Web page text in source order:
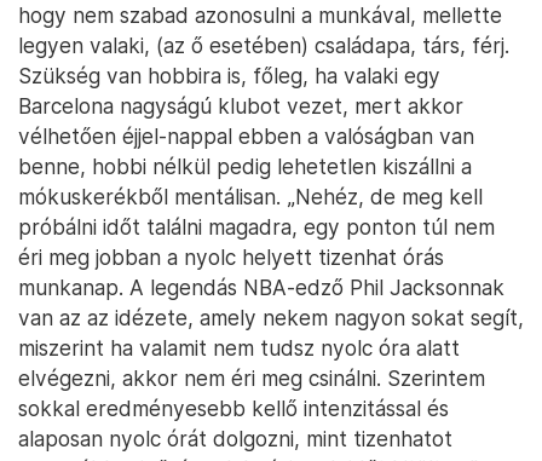
hogy nem szabad azonosulni a munkával, mellette
legyen valaki, (az ő esetében) családapa, társ, férj.
Szükség van hobbira is, főleg, ha valaki egy
Barcelona nagyságú klubot vezet, mert akkor
vélhetően éjjel-nappal ebben a valóságban van
benne, hobbi nélkül pedig lehetetlen kiszállni a
mókuskerékből mentálisan. „Nehéz, de meg kell
próbálni időt találni magadra, egy ponton túl nem
éri meg jobban a nyolc helyett tizenhat órás
munkanap. A legendás NBA-edző Phil Jacksonnak
van az az idézete, amely nekem nagyon sokat segít,
miszerint ha valamit nem tudsz nyolc óra alatt
elvégezni, akkor nem éri meg csinálni. Szerintem
sokkal eredményesebb kellő intenzitással és
alaposan nyolc órát dolgozni, mint tizenhatot